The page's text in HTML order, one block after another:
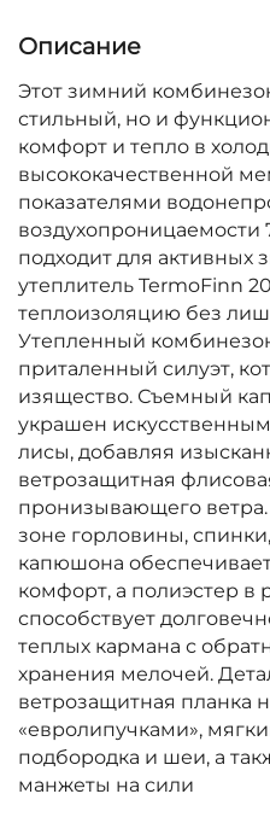
Описание
Этот зимний
стильный, но и
комфорт и тепло в
высококачественной
показателями
воздухопроницаемости
подходит для активных
утеплитель TermoFinn
теплоизоляцию без
Утепленный
приталенный силуэт,
изящество. Съемный
украшен
лисы, добавляя
ветрозащитная
пронизывающего
зоне горловины,
капюшона
комфорт, а полиэстер в
способствует
теплых кармана с
хранения мелочей.
ветрозащитная планка
«евролипучками»,
подбородка и шеи, а
манжеты на сили